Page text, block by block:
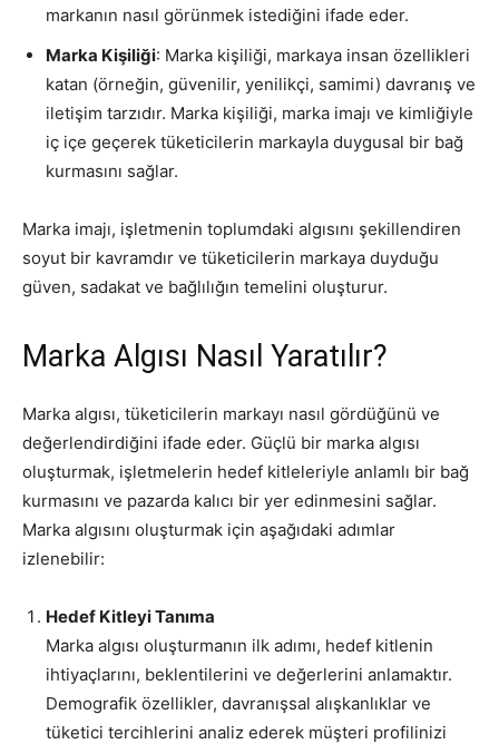
markanın nasıl görünmek istediğini ifade eder.
Marka Kişiliği: Marka kişiliği, markaya insan özellikleri
katan (örneğin, güvenilir, yenilikçi, samimi) davranış ve
iletişim tarzıdır. Marka kişiliği, marka imajı ve kimliğiyle
iç içe geçerek tüketicilerin markayla duygusal bir bağ
kurmasını sağlar.
Marka imajı, işletmenin toplumdaki algısını şekillendiren
soyut bir kavramdır ve tüketicilerin markaya duyduğu
güven, sadakat ve bağlılığın temelini oluşturur.
Marka Algısı Nasıl Yaratılır?
Marka algısı, tüketicilerin markayı nasıl gördüğünü ve
değerlendirdiğini ifade eder. Güçlü bir marka algısı
oluşturmak, işletmelerin hedef kitleleriyle anlamlı bir bağ
kurmasını ve pazarda kalıcı bir yer edinmesini sağlar.
Marka algısını oluşturmak için aşağıdaki adımlar
izlenebilir:
Hedef Kitleyi Tanıma
Marka algısı oluşturmanın ilk adımı, hedef kitlenin
ihtiyaçlarını, beklentilerini ve değerlerini anlamaktır.
Demografik özellikler, davranışsal alışkanlıklar ve
tüketici tercihlerini analiz ederek müşteri profilinizi